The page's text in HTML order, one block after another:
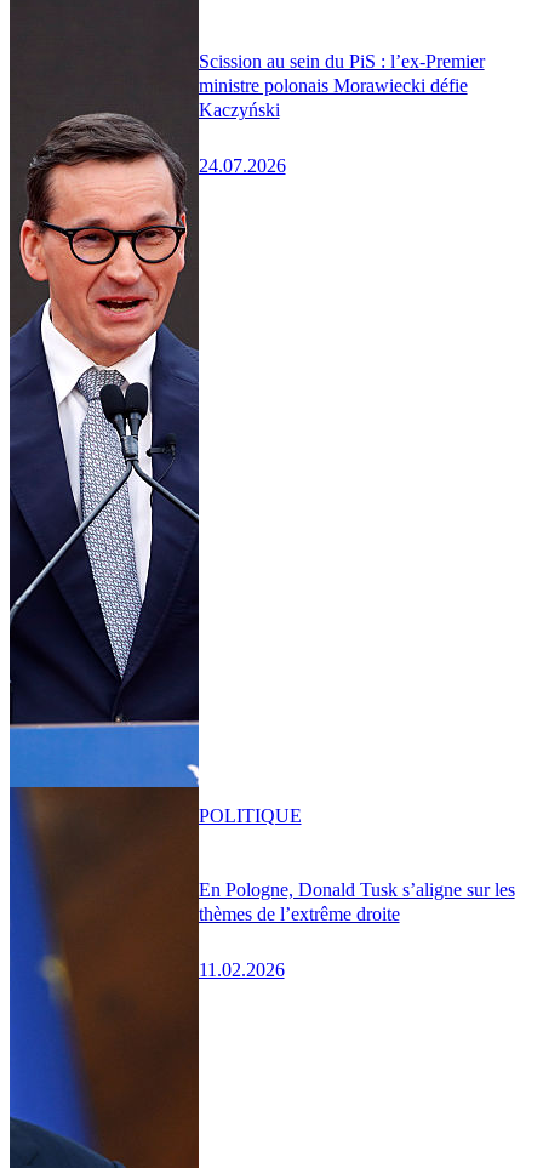
Scission au sein du PiS : l’ex-Premier
ministre polonais Morawiecki défie
Kaczyński
24.07.2026
En Pologne, Donald Tusk s’aligne sur les
thèmes de l’extrême droite
11.02.2026
POLITIQUE